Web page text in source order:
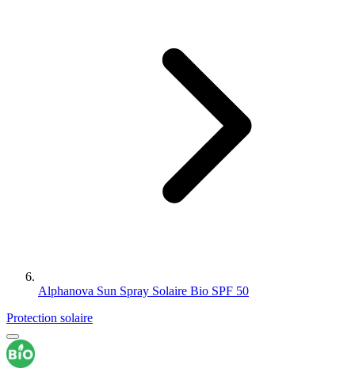
Alphanova Sun Spray Solaire Bio SPF 50
Protection solaire